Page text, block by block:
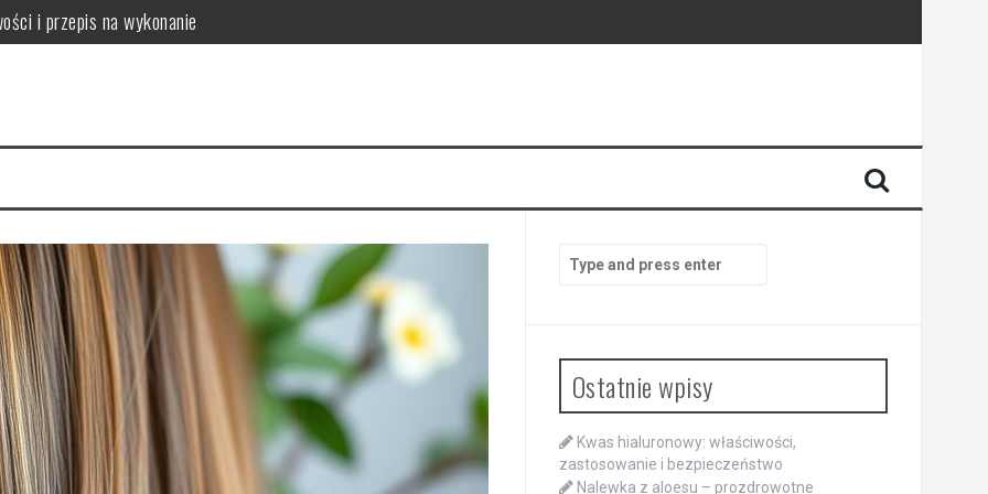
i przepis na wykonanie
w pielęgnacji skóry
dla zdrowia jamy ustnej, zębów i przyzębia
for:
Ostatnie wpisy
Kwas hialuronowy: właściwości,
zastosowanie i bezpieczeństwo
Nalewka z aloesu – prozdrowotne